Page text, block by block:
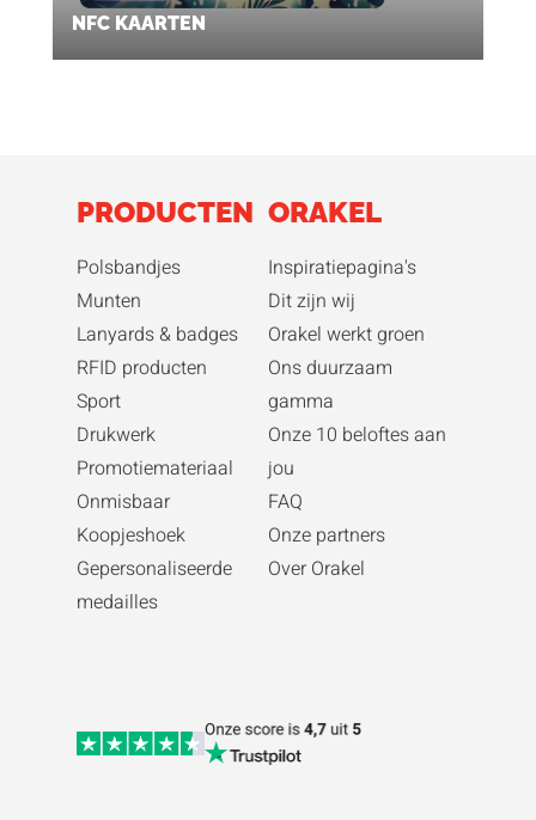
NFC KAARTEN
PRODUCTEN
Polsbandjes
Munten
Lanyards & badges
RFID producten
Sport
Drukwerk
Promotiemateriaal
Onmisbaar
Koopjeshoek
Gepersonaliseerde
medailles
ORAKEL
Inspiratiepagina's
Dit zijn wij
Orakel werkt groen
Ons duurzaam
gamma
Onze 10 beloftes aan
jou
FAQ
Onze partners
Over Orakel